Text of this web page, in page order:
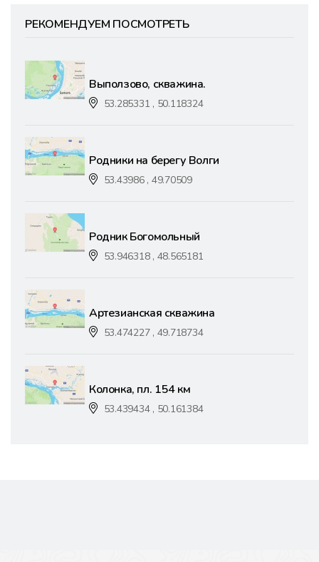
РЕКОМЕНДУЕМ ПОСМОТРЕТЬ
Выползово, скважина.
53.285331 , 50.118324
Родники на берегу Волги
53.43986 , 49.70509
Родник Богомольный
53.946318 , 48.565181
Артезианская скважина
53.474227 , 49.718734
Колонка, пл. 154 км
53.439434 , 50.161384